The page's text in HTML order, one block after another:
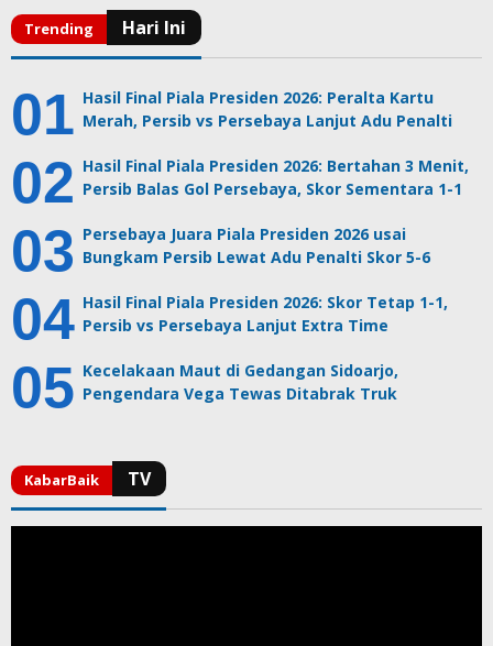
Hasil Final Piala Presiden 2026: Peralta Kartu
Merah, Persib vs Persebaya Lanjut Adu Penalti
Hasil Final Piala Presiden 2026: Bertahan 3 Menit,
Persib Balas Gol Persebaya, Skor Sementara 1-1
Persebaya Juara Piala Presiden 2026 usai
Bungkam Persib Lewat Adu Penalti Skor 5-6
Hasil Final Piala Presiden 2026: Skor Tetap 1-1,
Persib vs Persebaya Lanjut Extra Time
Kecelakaan Maut di Gedangan Sidoarjo,
Pengendara Vega Tewas Ditabrak Truk